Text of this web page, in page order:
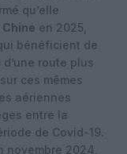
qu’elle
en 2025,
bénéficient de
route plus
ces mêmes
aériennes
entre la
de Covid-19.
novembre 2024,